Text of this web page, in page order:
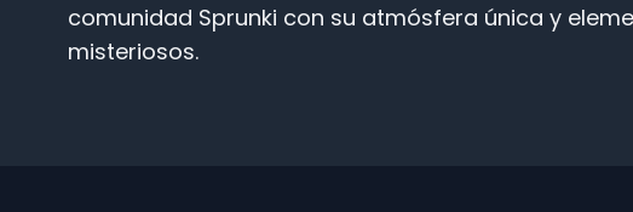
comunidad Sprunki con su atmósfera única y
misteriosos.